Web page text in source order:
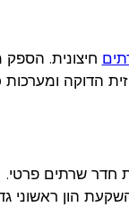
חיצונית.
הדוקה
חדר שרתים פרטי.
הון ראשוני